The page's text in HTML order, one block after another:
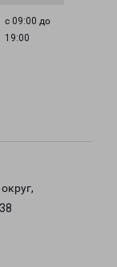
с 09:00 до
19:00